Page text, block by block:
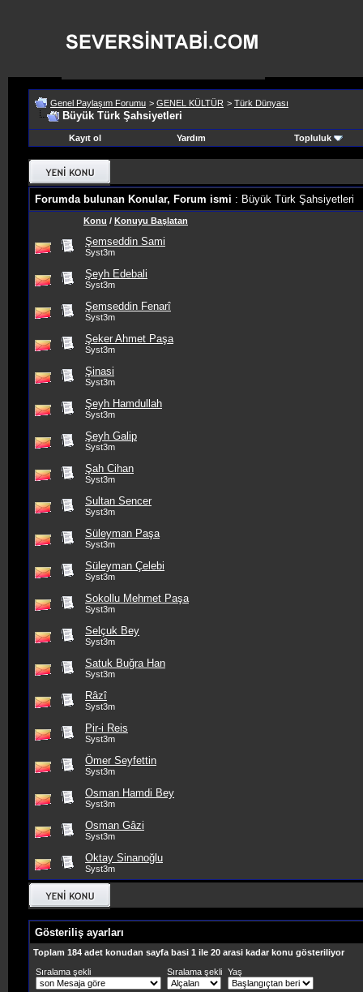
Genel Paylaşım Forumu > GENEL KÜLTÜR > Türk Dünyası
Büyük Türk Şahsiyetleri
Kayıt ol Yardım Topluluk
Forumda bulunan Konular, Forum ismi : Büyük Türk Şahsiyetleri
Konu / Konuyu Başlatan
Şemseddin Sami
Syst3m
Şeyh Edebali
Syst3m
Şemseddin Fenarî
Syst3m
Şeker Ahmet Paşa
Syst3m
Şinasi
Syst3m
Şeyh Hamdullah
Syst3m
Şeyh Galip
Syst3m
Şah Cihan
Syst3m
Sultan Sencer
Syst3m
Süleyman Paşa
Syst3m
Süleyman Çelebi
Syst3m
Sokollu Mehmet Paşa
Syst3m
Selçuk Bey
Syst3m
Satuk Buğra Han
Syst3m
Râzî
Syst3m
Pir-i Reis
Syst3m
Ömer Seyfettin
Syst3m
Osman Hamdi Bey
Syst3m
Osman Gâzi
Syst3m
Oktay Sinanoğlu
Syst3m
Gösteriliş ayarları
Toplam 184 adet konudan sayfa basi 1 ile 20 arasi kadar konu gösteriliyor
Sıralama şekli
Sıralama şekli Yaş